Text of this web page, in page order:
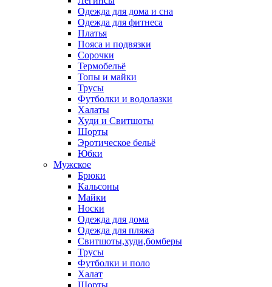
Одежда для дома и сна
Одежда для фитнеса
Платья
Пояса и подвязки
Сорочки
Термобельё
Топы и майки
Трусы
Футболки и водолазки
Халаты
Худи и Свитшоты
Шорты
Эротическое бельё
Юбки
Мужское
Брюки
Кальсоны
Майки
Носки
Одежда для дома
Одежда для пляжа
Свитшоты,худи,бомберы
Трусы
Футболки и поло
Халат
Шорты